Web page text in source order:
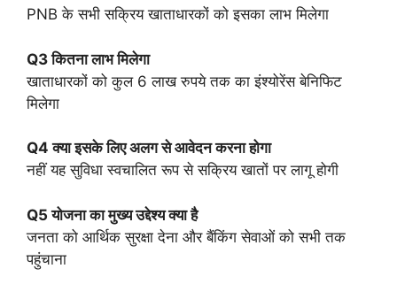
PNB के सभी सक्रिय खाताधारकों को इसका लाभ मिलेगा
Q3 कितना लाभ मिलेगा
खाताधारकों को कुल 6 लाख रुपये तक का इंश्योरेंस बेनिफिट
मिलेगा
Q4 क्या इसके लिए अलग से आवेदन करना होगा
नहीं यह सुविधा स्वचालित रूप से सक्रिय खातों पर लागू होगी
Q5 योजना का मुख्य उद्देश्य क्या है
जनता को आर्थिक सुरक्षा देना और बैंकिंग सेवाओं को सभी तक
पहुंचाना